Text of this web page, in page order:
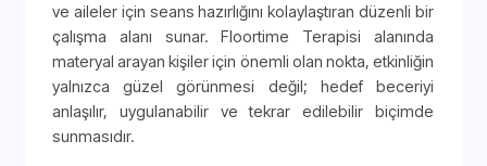
ve aileler için seans hazırlığını kolaylaştıran düzenli bir
çalışma alanı sunar. Floortime Terapisi alanında
materyal arayan kişiler için önemli olan nokta, etkinliğin
yalnızca güzel görünmesi değil; hedef beceriyi
anlaşılır, uygulanabilir ve tekrar edilebilir biçimde
sunmasıdır.